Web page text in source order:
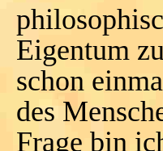
Eigentum
schon
des
Frage bin